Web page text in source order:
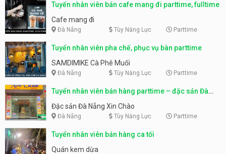
Tuyển nhân viên bán cafe mang đi parttime, fulltime
Cafe mang đi
Đà Nẵng Tùy Năng Lực Parttime
Tuyển nhân viên pha chế, phục vụ bàn parttime
SAMDIMIKE Cà Phê Muối
Đà Nẵng Tùy Năng Lực Parttime
Tuyển nhân viên bán hàng parttime – đặc sản Đà
Nẵng
Đặc sản Đà Nẵng Xin Chào
Đà Nẵng Tùy Năng Lực Parttime
Tuyển nhân viên bán hàng ca tối
Quán kem dừa